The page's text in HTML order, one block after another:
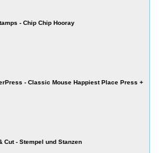
- Chip Chip Hooray
- Classic Mouse Happiest Place Press +
Cut - Stempel und Stanzen